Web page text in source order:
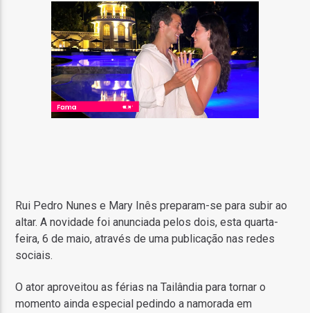
Rui Pedro Nunes e Mary Inês preparam-se para subir ao
altar. A novidade foi anunciada pelos dois, esta quarta-
feira, 6 de maio, através de uma publicação nas redes
sociais.
O ator aproveitou as férias na Tailândia para tornar o
momento ainda especial pedindo a namorada em